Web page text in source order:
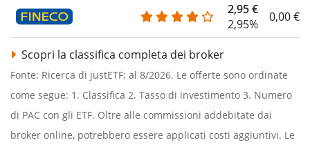
2,95 €
2,95%
0,00 €
Scopri la classifica completa dei broker
Fonte: Ricerca di justETF; al 8/2026. Le offerte sono ordinate
come segue: 1. Classifica 2. Tasso di investimento 3. Numero
di PAC con gli ETF. Oltre alle commissioni addebitate dai
broker online, potrebbero essere applicati costi aggiuntivi. Le